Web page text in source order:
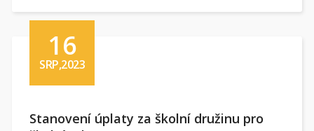
16
SRP,2023
Stanovení úplaty za školní družinu pro